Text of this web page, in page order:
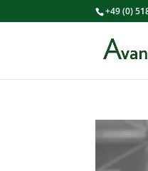
+49 (0)